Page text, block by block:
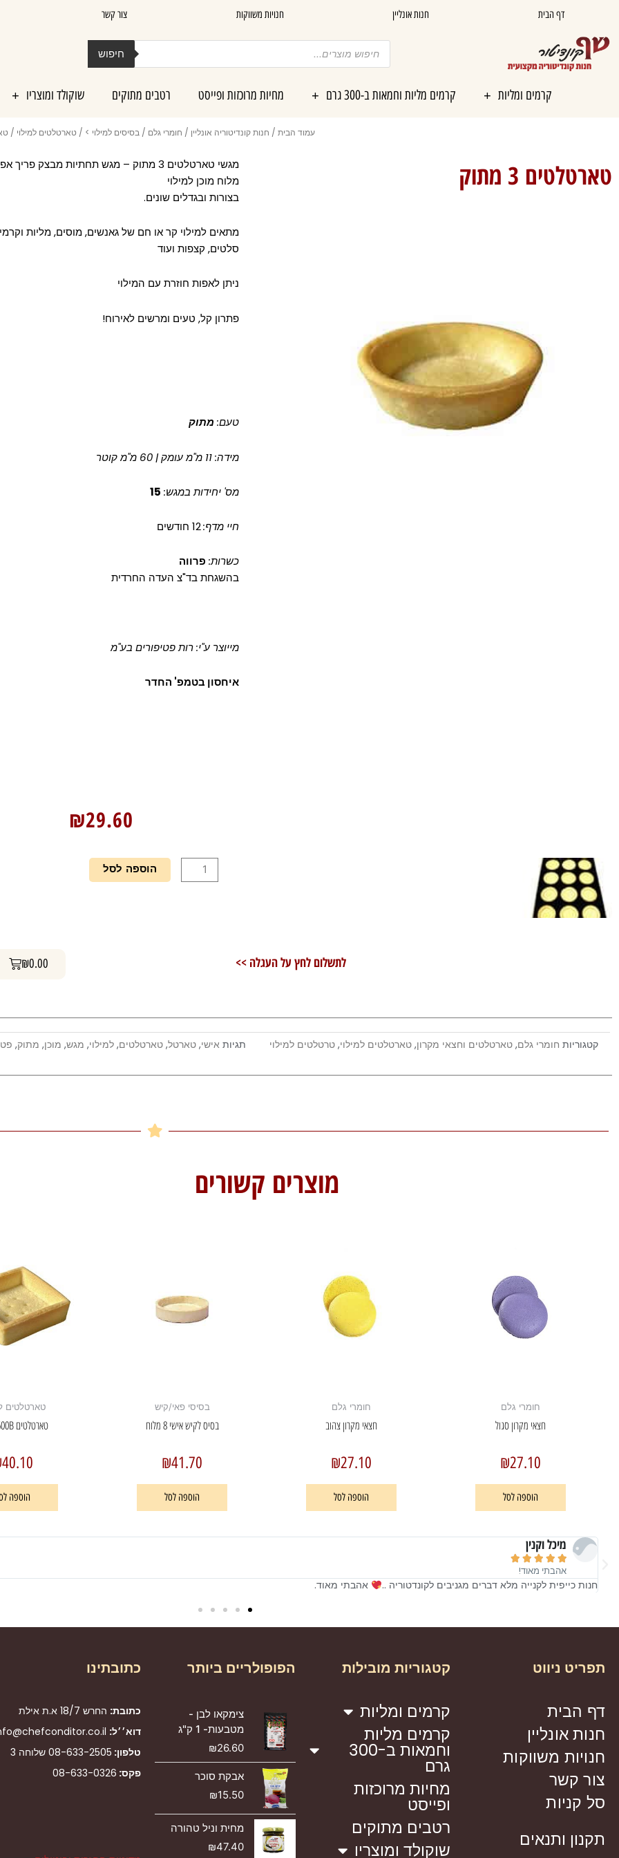
דף הבית חנות אונליין חנויות משווקות צור קשר
Products
search חיפוש
קרמים ומליות קרמים מליות וחמאות ב-300 גרם מחיות מרוכזות ופייסט רטבים מתוקים שוקולד ומוצריו
עמוד הבית / חנות קונדיטוריה אונליין / חומרי גלם / בסיסים למילוי > / טארטלטים למילוי /
טארטלטים 3 מתוק
מגשי טארטלטים 3 מתוק – מגש תחתיות מבצק
מלוח מוכן למילוי
בצורות ובגדלים שונים.
מתאים למילוי קר או חם של גאנשים, מוסים, מליות
סלטים, קצפות ועוד
ניתן לאפות חוזרת עם המילוי
פתרון קל, טעים ומרשים לאירוח!
טעם: מתוק
מידה: 11 מ"מ עומק | 60 מ"מ קוטר
מס' יחידות במגש: 15
חיי מדף:12 חודשים
כשרות: פרווה
בהשגחת בד"צ העדה החרדית
מייוצר ע"י: רות פטיפורים בע"מ
איחסון בטמפ' החדר
₪29.60
כמות
של
הוספה לסל
לתשלום לחץ על העגלה >> ₪0.00 עגלת קניות
קטגוריות חומרי גלם, טארטלטים וחצאי מקרון, טארטלטים למילוי, טרטלטים למילוי תגיות אישי, טארטל, טארטלטים, למילוי, מגש, מוכן, מתוק,
מוצרים קשורים
חומרי גלם
חצאי מקרון סגול
₪27.10
הוספה לסל
חומרי גלם
חצאי מקרון צהוב
₪27.10
הוספה לסל
בסיסי פאי/קיש
בסיס לקיש אישי 8 מלוח
₪41.70
הוספה לסל
טארטלטים
טארטלטים 600B מתוק
40.10
הוספה
לקונדטוריה .. אהבתי מאוד.
תפריט ניווט
דף הבית
חנות אונליין
חנויות משווקות
צור קשר
סל קניות
תקנון ותנאים
קטגוריות מובילות
קרמים ומליות
קרמים מליות
וחמאות ב-300
גרם
מחיות מרוכזות
ופייסט
רטבים מתוקים
שוקולד ומוצריו
הפופולריים ביותר
צימקאו לבן -
מטבעות- 1 ק"ג
₪26.60
אבקת סוכר
₪15.50
מחית וניל טהורה
₪47.40
כתובתינו
כתובת: החרש 18/7 א.ת אילת
דוא׳׳ל:
טלפון: 08-633-2505 שלוחה 3
פקס: 08-633-0326